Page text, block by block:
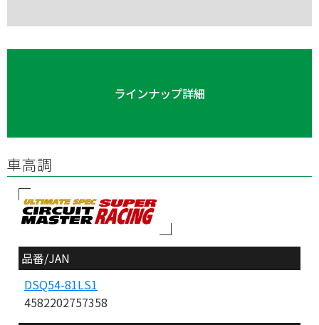
ラインナップ詳細
車高調
品番/JAN
DSQ54-81LS1
4582202757358